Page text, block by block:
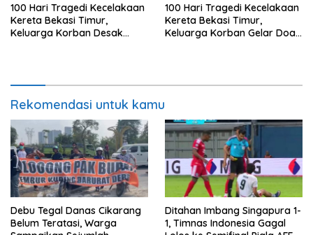
100 Hari Tragedi Kecelakaan
Kereta Bekasi Timur,
Keluarga Korban Desak
100 Hari Tragedi Kecelakaan
Kereta Bekasi Timur,
Keluarga Korban Gelar Doa
Rekomendasi untuk kamu
Debu Tegal Danas Cikarang
Belum Teratasi, Warga
Ditahan Imbang Singapura 1-
1, Timnas Indonesia Gagal